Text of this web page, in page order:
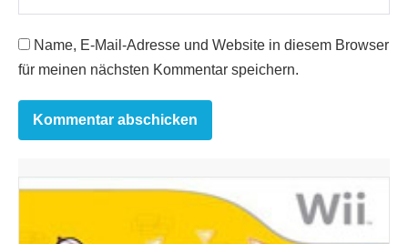
Name, E-Mail-Adresse und Website in diesem Browser
für meinen nächsten Kommentar speichern.